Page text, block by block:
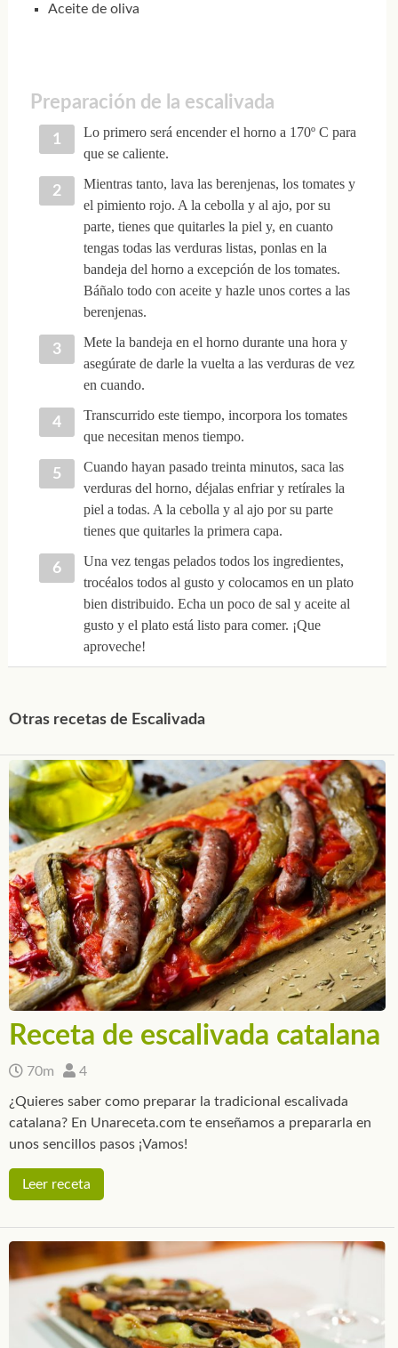
Aceite de oliva
Preparación de la escalivada
Lo primero será encender el horno a 170º C para
que se caliente.
Mientras tanto, lava las berenjenas, los tomates y
el pimiento rojo. A la cebolla y al ajo, por su
parte, tienes que quitarles la piel y, en cuanto
tengas todas las verduras listas, ponlas en la
bandeja del horno a excepción de los tomates.
Báñalo todo con aceite y hazle unos cortes a las
berenjenas.
Mete la bandeja en el horno durante una hora y
asegúrate de darle la vuelta a las verduras de vez
en cuando.
Transcurrido este tiempo, incorpora los tomates
que necesitan menos tiempo.
Cuando hayan pasado treinta minutos, saca las
verduras del horno, déjalas enfriar y retírales la
piel a todas. A la cebolla y al ajo por su parte
tienes que quitarles la primera capa.
Una vez tengas pelados todos los ingredientes,
trocéalos todos al gusto y colocamos en un plato
bien distribuido. Echa un poco de sal y aceite al
gusto y el plato está listo para comer. ¡Que
aproveche!
Otras recetas de Escalivada
Receta de escalivada catalana
70m 4
¿Quieres saber como preparar la tradicional escalivada
catalana? En Unareceta.com te enseñamos a prepararla en
unos sencillos pasos ¡Vamos!
Leer receta